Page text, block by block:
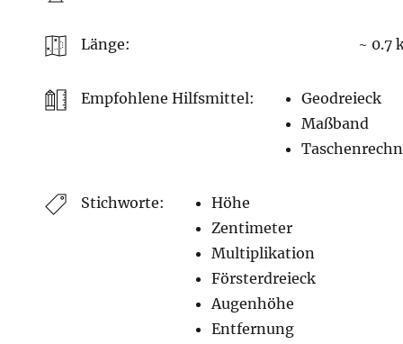
Länge: ~ 0.7
Empfohlene Hilfsmittel:
Geodreieck
Maßband
Stichworte:
Höhe
Zentimeter
Multiplikation
Försterdreieck
Augenhöhe
Entfernung